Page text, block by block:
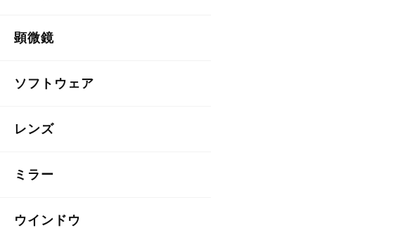
顕微鏡
ソフトウェア
レンズ
ミラー
ウインドウ